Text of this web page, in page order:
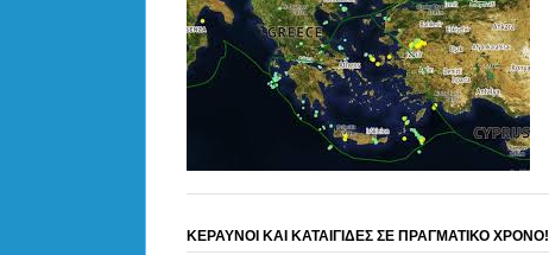
ΚΕΡΑΥΝΟΙ ΚΑΙ ΚΑΤΑΙΓΙΔΕΣ ΣΕ ΠΡΑΓΜΑΤΙΚΟ ΧΡΟΝΟ!